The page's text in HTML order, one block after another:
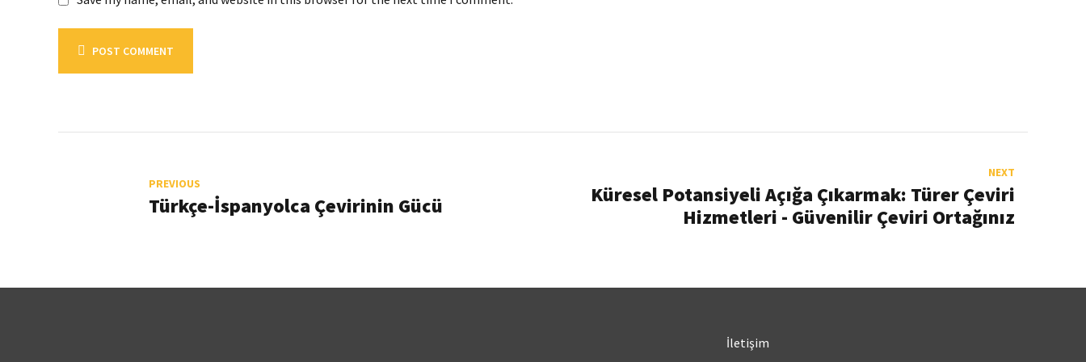
POST COMMENT
PREVIOUS
Türkçe-İspanyolca Çevirinin Gücü
NEXT
Küresel Potansiyeli Açığa Çıkarmak: Türer Çeviri
Hizmetleri - Güvenilir Çeviri Ortağınız
İletişim